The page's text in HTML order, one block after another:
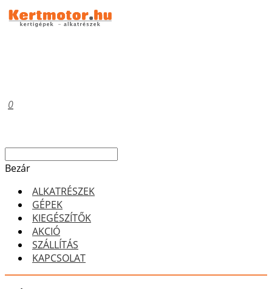
0
Bezár
ALKATRÉSZEK
GÉPEK
KIEGÉSZÍTŐK
AKCIÓ
SZÁLLÍTÁS
KAPCSOLAT